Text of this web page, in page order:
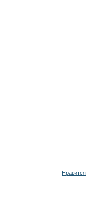
Нравится